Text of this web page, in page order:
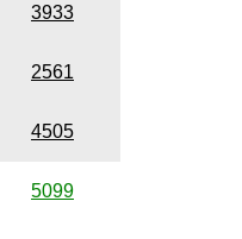
3933
2561
4505
5099